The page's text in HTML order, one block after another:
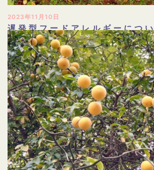
2023年11月10日
遅発型フードアレルギーにつ